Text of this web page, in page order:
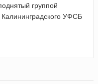
группой
УФСБ